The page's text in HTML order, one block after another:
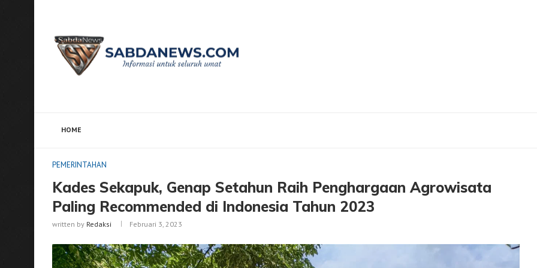
HOME
PEMERINTAHAN
Kades Sekapuk, Genap Setahun Raih Penghargaan Agrowisata
Paling Recommended di Indonesia Tahun 2023
written by Redaksi Februari 3, 2023